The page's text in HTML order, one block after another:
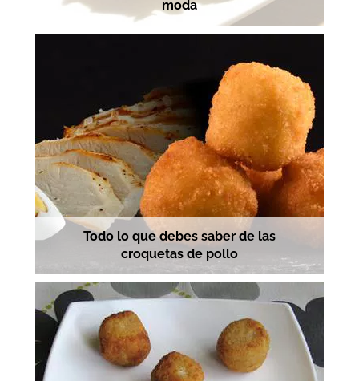
moda
Todo lo que debes saber de las
croquetas de pollo